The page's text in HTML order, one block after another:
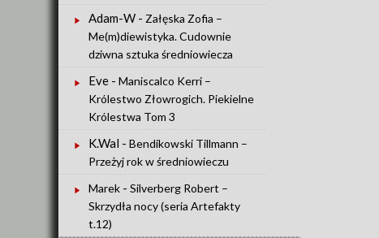
Adam-W - Załęska Zofia –
Me(m)diewistyka. Cudownie
dziwna sztuka średniowiecza
Eve - Maniscalco Kerri –
Królestwo Złowrogich. Piekielne
Królestwa Tom 3
K.Wal - Bendikowski Tillmann –
Przeżyj rok w średniowieczu
Marek - Silverberg Robert –
Skrzydła nocy (seria Artefakty
t.12)